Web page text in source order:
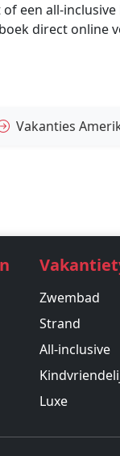
een all-inclusive
direct online
Vakanties
Zwembad
Strand
All-inclusive
Luxe